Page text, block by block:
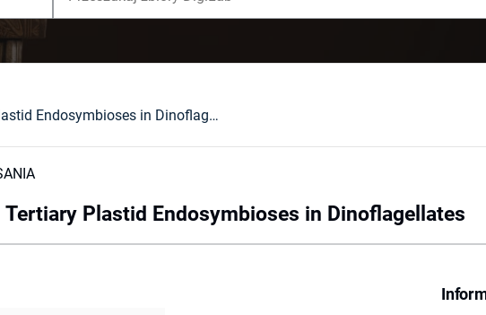
Tertiary Plastid Endosymbioses in Dinoflagellates
Tertiary Plastid Endosymbioses in Dinoflagellates